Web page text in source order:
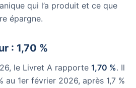
qui l’a produit et ce que
épargne.
: 1,70 %
le Livret A rapporte 1,70 %. Il
au 1er février 2026, après 1,7 %